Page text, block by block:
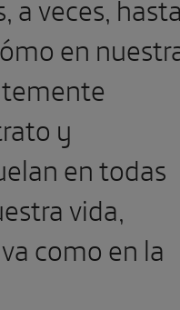
en
y
en todas
vida,
como en la